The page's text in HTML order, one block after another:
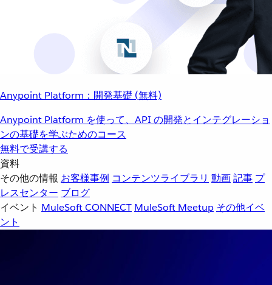
Anypoint Platform：開発基礎 (無料)
Anypoint Platform を使って、API の開発とインテグレーショ
ンの基礎を学ぶためのコース
無料で受講する
資料
その他の情報 お客様事例 コンテンツライブラリ 動画記事 プ
レスセンター ブログ
イベント MuleSoft CONNECT MuleSoft Meetup その他イベ
ント